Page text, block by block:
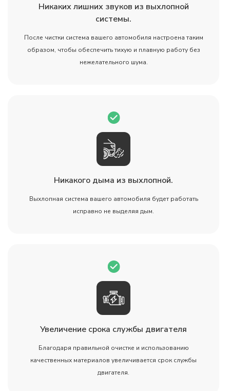
Никаких лишних звуков из выхлопной
системы.
После чистки система вашего автомобиля настроена таким
образом, чтобы обеспечить тихую и плавную работу без
нежелательного шума.
Никакого дыма из выхлопной.
Выхлопная система вашего автомобиля будет работать
исправно не выделяя дым.
Увеличение срока службы двигателя
Благодаря правильной очистке и использованию
качественных материалов увеличивается срок службы
двигателя.